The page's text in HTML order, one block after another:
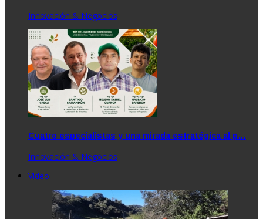
Innovación & Negocios
Cuatro especialistas y una mirada estratégica al p…
Innovación & Negocios
Video